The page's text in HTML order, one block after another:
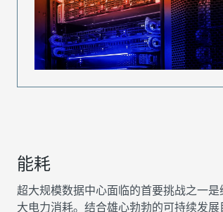
能耗
超大规模数据中心面临的首要挑战之一
大电力消耗。结合雄心勃勃的可持续发展